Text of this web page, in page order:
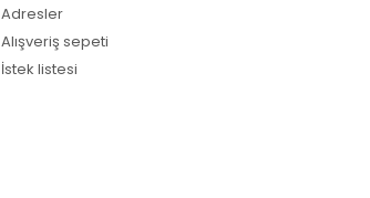
Adresler
Alışveriş sepeti
İstek listesi